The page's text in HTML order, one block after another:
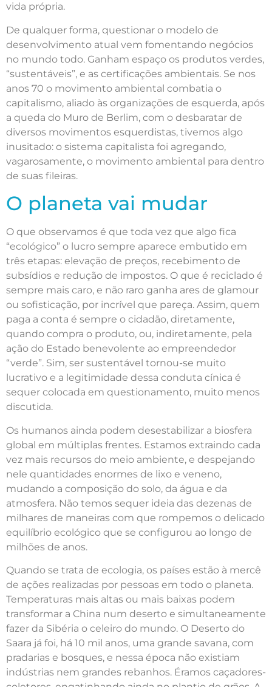
vida própria.
De qualquer forma, questionar o modelo de
desenvolvimento atual vem fomentando negócios
no mundo todo. Ganham espaço os produtos verdes,
“sustentáveis”, e as certificações ambientais. Se nos
anos 70 o movimento ambiental combatia o
capitalismo, aliado às organizações de esquerda, após
a queda do Muro de Berlim, com o desbaratar de
diversos movimentos esquerdistas, tivemos algo
inusitado: o sistema capitalista foi agregando,
vagarosamente, o movimento ambiental para dentro
de suas fileiras.
O planeta vai mudar
O que observamos é que toda vez que algo fica
“ecológico” o lucro sempre aparece embutido em
três etapas: elevação de preços, recebimento de
subsídios e redução de impostos. O que é reciclado é
sempre mais caro, e não raro ganha ares de glamour
ou sofisticação, por incrível que pareça. Assim, quem
paga a conta é sempre o cidadão, diretamente,
quando compra o produto, ou, indiretamente, pela
ação do Estado benevolente ao empreendedor
“verde”. Sim, ser sustentável tornou-se muito
lucrativo e a legitimidade dessa conduta cínica é
sequer colocada em questionamento, muito menos
discutida.
Os humanos ainda podem desestabilizar a biosfera
global em múltiplas frentes. Estamos extraindo cada
vez mais recursos do meio ambiente, e despejando
nele quantidades enormes de lixo e veneno,
mudando a composição do solo, da água e da
atmosfera. Não temos sequer ideia das dezenas de
milhares de maneiras com que rompemos o delicado
equilíbrio ecológico que se configurou ao longo de
milhões de anos.
Quando se trata de ecologia, os países estão à mercê
de ações realizadas por pessoas em todo o planeta.
Temperaturas mais altas ou mais baixas podem
transformar a China num deserto e simultaneamente
fazer da Sibéria o celeiro do mundo. O Deserto do
Saara já foi, há 10 mil anos, uma grande savana, com
pradarias e bosques, e nessa época não existiam
indústrias nem grandes rebanhos. Éramos caçadores-